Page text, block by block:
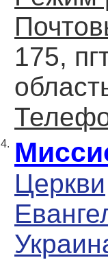
175,
4.
Церкви